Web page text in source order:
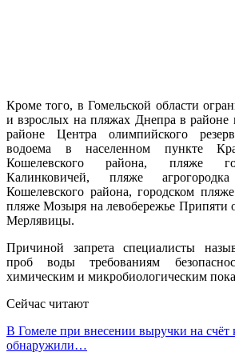
Кроме того, в Гомельской области
и взрослых на пляжах Днепра в районе
районе Центра олимпийского
водоема в населенном пункте
Кошелевского района, пляже
Калинковичей, пляже
Кошелевского района, городском
пляже Мозыря на левобережье Припяти
Мерлявицы.
Причиной запрета специалисты
проб воды требованиям
химическим и микробиологическим
Сейчас читают
В Гомеле при внесении выручки на счёт
обнаружили…